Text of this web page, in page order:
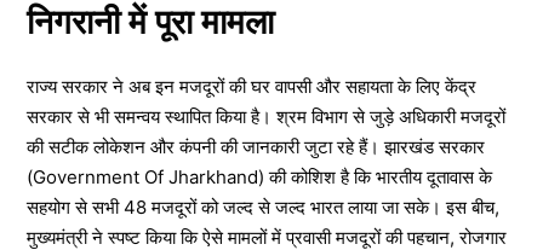
निगरानी में पूरा मामला
राज्य सरकार ने अब इन मजदूरों की घर वापसी और सहायता के लिए केंद्र
सरकार से भी समन्वय स्थापित किया है। श्रम विभाग से जुड़े अधिकारी मजदूरों
की सटीक लोकेशन और कंपनी की जानकारी जुटा रहे हैं। झारखंड सरकार
(Government Of Jharkhand) की कोशिश है कि भारतीय दूतावास के
सहयोग से सभी 48 मजदूरों को जल्द से जल्द भारत लाया जा सके। इस बीच,
मुख्यमंत्री ने स्पष्ट किया कि ऐसे मामलों में प्रवासी मजदूरों की पहचान, रोजगार